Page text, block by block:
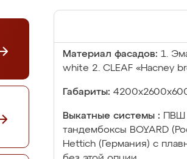
Материал фасадов: 1.
white 2. CLEAF «Hacney
Габариты:
Выкатные системы :
ПВШ
тандембоксы BOYARD
Hettich (Германия) с